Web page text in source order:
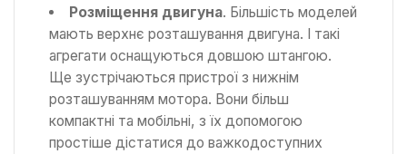
Розміщення двигуна. Більшість моделей
мають верхнє розташування двигуна. І такі
агрегати оснащуються довшою штангою.
Ще зустрічаються пристрої з нижнім
розташуванням мотора. Вони більш
компактні та мобільні, з їх допомогою
простіше дістатися до важкодоступних